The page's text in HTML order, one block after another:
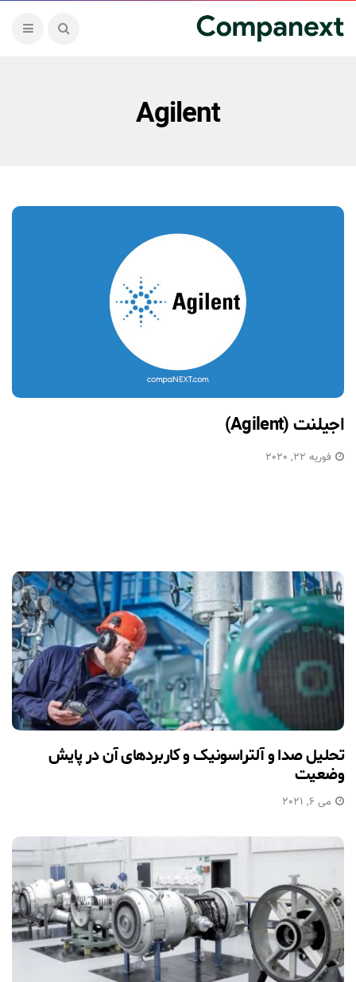
Agilent
اجیلنت (Agilent)
فوریه 22, 2020
تحلیل صدا و آلتراسونیک و کاربردهای آن در پایش
وضعیت
می 6, 2021